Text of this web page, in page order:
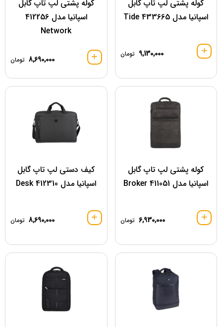
کوله پشتی لپ تاپ گابل
اسپانیا مدل 433665 Tide
9,130,000 تومان
کوله پشتی لپ تاپ گابل
اسپانیا مدل 412256
Network
8,690,000 تومان
کوله پشتی لپ تاپ گابل
اسپانیا مدل 411051 Broker
6,930,000 تومان
کیف دستی لپ تاپ گابل
اسپانیا مدل 412310 Desk
8,690,000 تومان